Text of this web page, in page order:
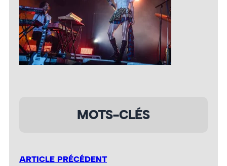
MOTS-CLÉS
ARTICLE PRÉCÉDENT